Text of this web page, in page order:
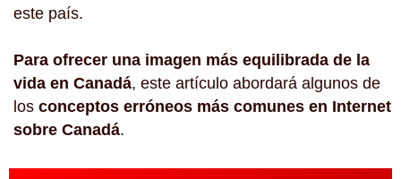
este país.
Para ofrecer una imagen más equilibrada de la
vida en Canadá, este artículo abordará algunos de
los conceptos erróneos más comunes en Internet
sobre Canadá.